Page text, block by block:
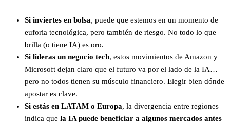
Si inviertes en bolsa, puede que estemos en un momento de
euforia tecnológica, pero también de riesgo. No todo lo que
brilla (o tiene IA) es oro.
Si lideras un negocio tech, estos movimientos de Amazon y
Microsoft dejan claro que el futuro va por el lado de la IA…
pero no todos tienen su músculo financiero. Elegir bien dónde
apostar es clave.
Si estás en LATAM o Europa, la divergencia entre regiones
indica que la IA puede beneficiar a algunos mercados antes